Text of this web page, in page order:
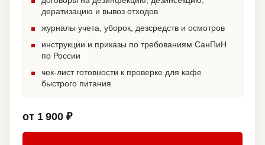
дератизацию и вывоз отходов
журналы учета, уборок, дезсредств и осмотров
инструкции и приказы по требованиям СанПиН
по России
чек-лист готовности к проверке для кафе
быстрого питания
от 1 900 ₽